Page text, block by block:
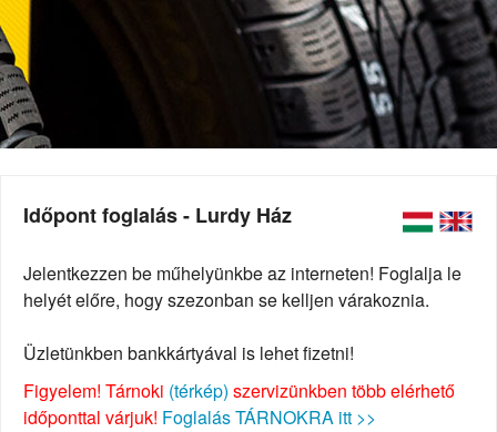
Időpont foglalás - Lurdy Ház
Jelentkezzen be műhelyünkbe az interneten! Foglalja le
helyét előre, hogy szezonban se kelljen várakoznia.
Üzletünkben bankkártyával is lehet fizetni!
Figyelem! Tárnoki (térkép) szervizünkben több elérhető
időponttal várjuk! Foglalás TÁRNOKRA itt >>